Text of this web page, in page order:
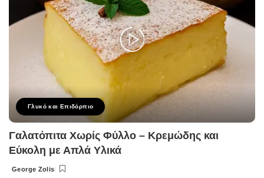
Γλυκό και Επιδόρπιο
Γαλατόπιτα Χωρίς Φύλλο – Κρεμώδης και
Εύκολη με Απλά Υλικά
Posted
George Zolis